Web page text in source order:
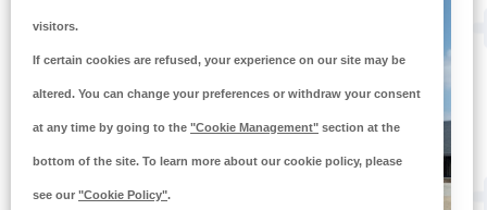
visitors.
If certain cookies are refused, your experience on our site may be
altered. You can change your preferences or withdraw your consent
at any time by going to the "Cookie Management" section at the
bottom of the site. To learn more about our cookie policy, please
see our "Cookie Policy".